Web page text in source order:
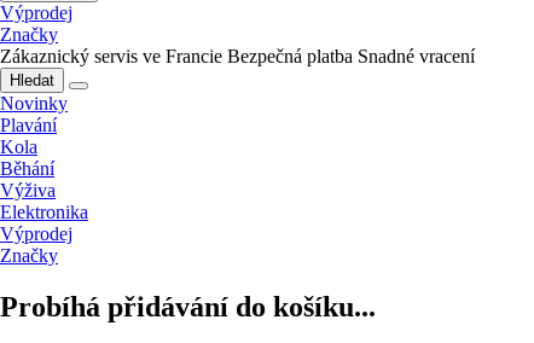
Výprodej
Značky
Zákaznický servis ve Francie Bezpečná platba Snadné vracení
Hledat
Novinky
Plavání
Kola
Běhání
Výživa
Elektronika
Výprodej
Značky
Probíhá přidávání do košíku...